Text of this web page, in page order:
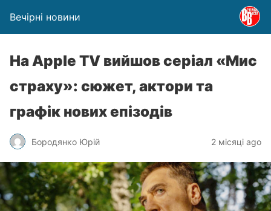
Вечірні новини
На Apple TV вийшов серіал «Мис
страху»: сюжет, актори та
графік нових епізодів
Бородянко Юрій 2 місяці ago